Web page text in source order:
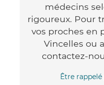
médecins
rigoureux. Pour
vos proches en
Vincelles ou
contactez-
Être